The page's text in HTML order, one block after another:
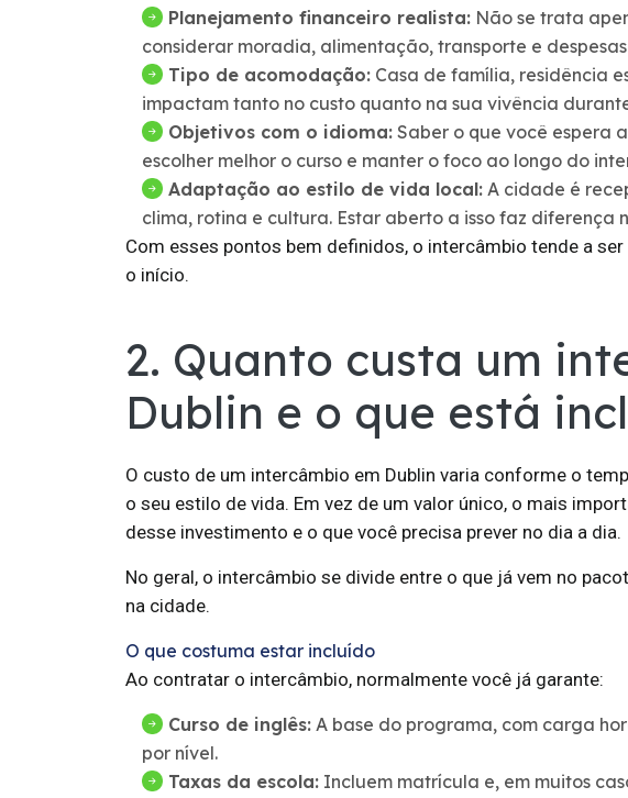
Planejamento financeiro realista: Não se trata
considerar moradia, alimentação, transporte e
Tipo de acomodação: Casa de família, residência
impactam tanto no custo quanto na sua vivência
Objetivos com o idioma: Saber o que você espera
escolher melhor o curso e manter o foco ao longo do
Adaptação ao estilo de vida local: A cidade é
clima, rotina e cultura. Estar aberto a isso faz diferença
Com esses pontos bem definidos, o intercâmbio tende a
o início.
2. Quanto custa um
Dublin e o que está
O custo de um intercâmbio em Dublin varia conforme o
o seu estilo de vida. Em vez de um valor único, o mais
desse investimento e o que você precisa prever no dia a dia.
No geral, o intercâmbio se divide entre o que já vem no
na cidade.
O que costuma estar incluído
Ao contratar o intercâmbio, normalmente você já garante:
Curso de inglês: A base do programa, com carga
por nível.
Taxas da escola: Incluem matrícula e, em muitos